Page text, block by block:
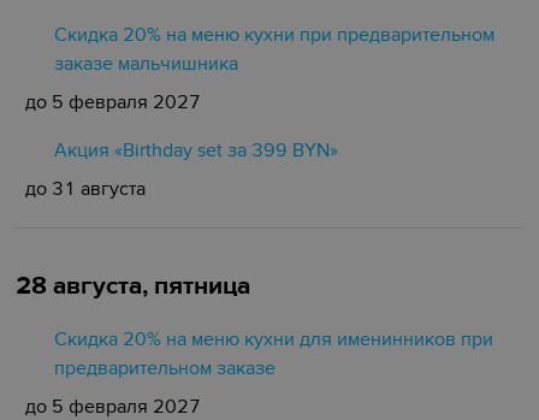
Скидка 20% на меню кухни при предварительном
заказе мальчишника
до 5 февраля 2027
Акция «Birthday set за 399 BYN»
до 31 августа
28 августа, пятница
Скидка 20% на меню кухни для именинников при
предварительном заказе
до 5 февраля 2027